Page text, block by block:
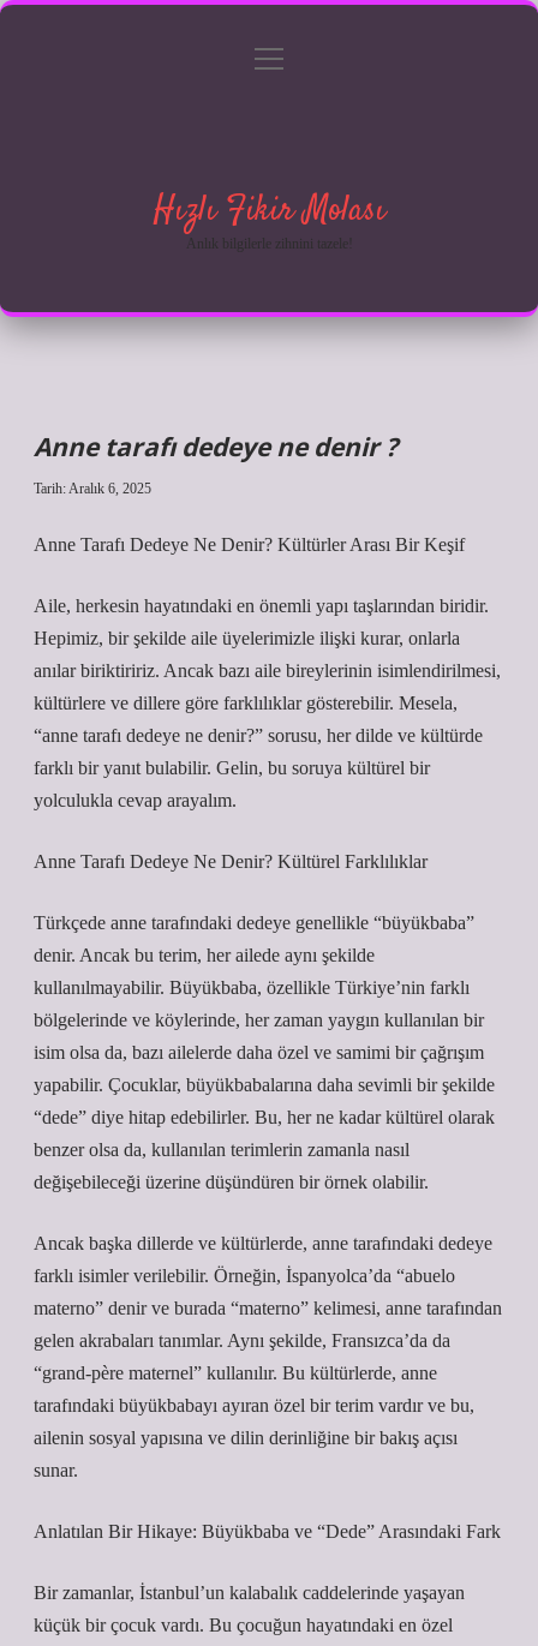
Gizlilik Politikası
menüyü
Hızlı Fikir Molası
Anlık bilgilerle zihnini tazele!
Anne tarafı dedeye ne denir ?
Tarih: Aralık 6, 2025
Anne Tarafı Dedeye Ne Denir? Kültürler Arası Bir Keşif
Aile, herkesin hayatındaki en önemli yapı taşlarından biridir.
Hepimiz, bir şekilde aile üyelerimizle ilişki kurar, onlarla
anılar biriktiririz. Ancak bazı aile bireylerinin isimlendirilmesi,
kültürlere ve dillere göre farklılıklar gösterebilir. Mesela,
“anne tarafı dedeye ne denir?” sorusu, her dilde ve kültürde
farklı bir yanıt bulabilir. Gelin, bu soruya kültürel bir
yolculukla cevap arayalım.
Anne Tarafı Dedeye Ne Denir? Kültürel Farklılıklar
Türkçede anne tarafındaki dedeye genellikle “büyükbaba”
denir. Ancak bu terim, her ailede aynı şekilde
kullanılmayabilir. Büyükbaba, özellikle Türkiye’nin farklı
bölgelerinde ve köylerinde, her zaman yaygın kullanılan bir
isim olsa da, bazı ailelerde daha özel ve samimi bir çağrışım
yapabilir. Çocuklar, büyükbabalarına daha sevimli bir şekilde
“dede” diye hitap edebilirler. Bu, her ne kadar kültürel olarak
benzer olsa da, kullanılan terimlerin zamanla nasıl
değişebileceği üzerine düşündüren bir örnek olabilir.
Ancak başka dillerde ve kültürlerde, anne tarafındaki dedeye
farklı isimler verilebilir. Örneğin, İspanyolca’da “abuelo
materno” denir ve burada “materno” kelimesi, anne tarafından
gelen akrabaları tanımlar. Aynı şekilde, Fransızca’da da
“grand-père maternel” kullanılır. Bu kültürlerde, anne
tarafındaki büyükbabayı ayıran özel bir terim vardır ve bu,
ailenin sosyal yapısına ve dilin derinliğine bir bakış açısı
sunar.
Anlatılan Bir Hikaye: Büyükbaba ve “Dede” Arasındaki Fark
Bir zamanlar, İstanbul’un kalabalık caddelerinde yaşayan
küçük bir çocuk vardı. Bu çocuğun hayatındaki en özel